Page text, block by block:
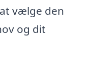
vælge den
og dit